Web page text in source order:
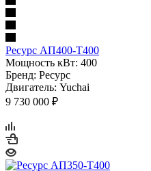
Ресурс АП400-Т400
Мощность кВт: 400
Бренд: Ресурс
Двигатель: Yuchai
9 730 000 ₽